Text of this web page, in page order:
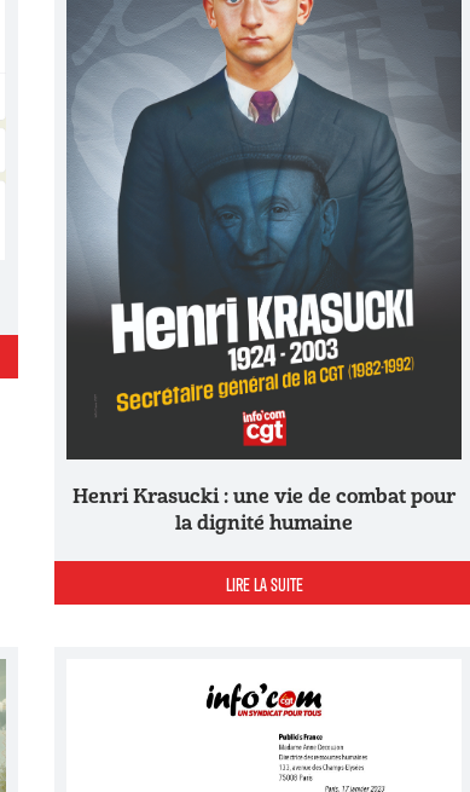
Henri Krasucki : une vie de combat pour
la dignité humaine
LIRE LA SUITE